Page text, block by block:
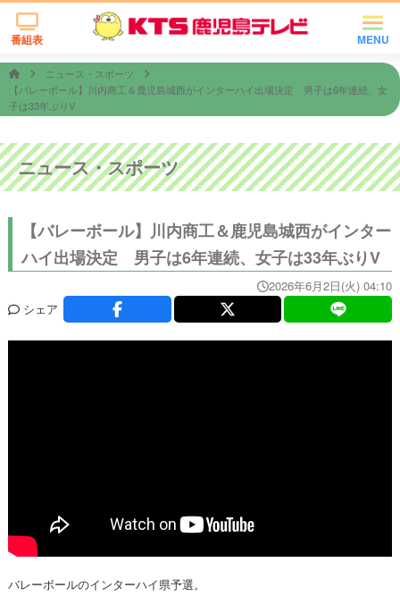
MENU
番組表
ニュース・スポーツ
【バレーボール】川内商工＆鹿児島城西がインターハイ出場決定 男子は6年連続、女
子は33年ぶりV
ニュース・スポーツ
【バレーボール】川内商工＆鹿児島城西がインター
ハイ出場決定 男子は6年連続、女子は33年ぶりV
2026年6月2日(火) 04:10
シェア
バレーボールのインターハイ県予選。